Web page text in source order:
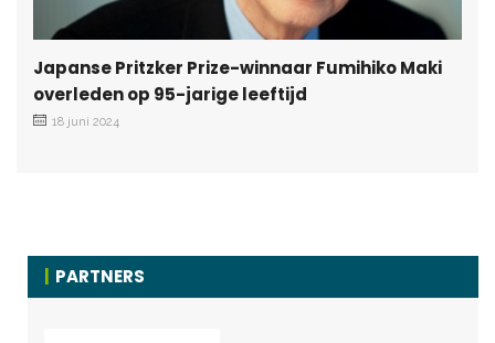
Japanse Pritzker Prize-winnaar Fumihiko Maki
overleden op 95-jarige leeftijd
18 juni 2024
PARTNERS